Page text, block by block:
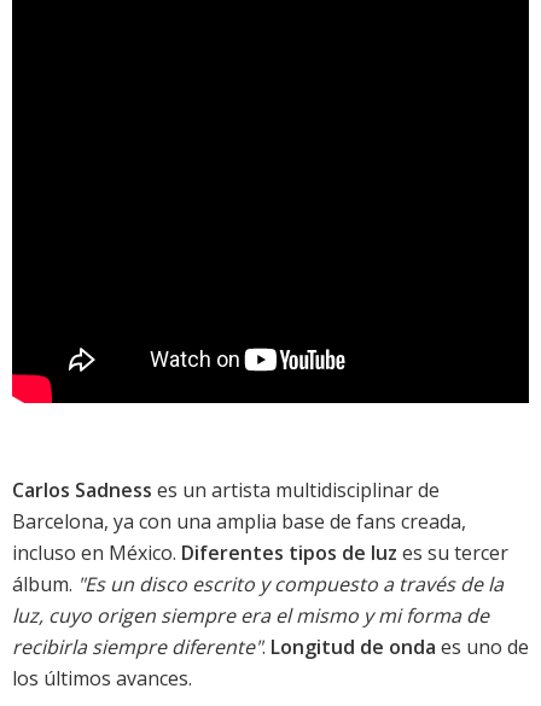
Carlos Sadness es un artista multidisciplinar de
Barcelona, ya con una amplia base de fans creada,
incluso en México. Diferentes tipos de luz es su tercer
álbum. "Es un disco escrito y compuesto a través de la
luz, cuyo origen siempre era el mismo y mi forma de
recibirla siempre diferente". Longitud de onda es uno de
los últimos avances.